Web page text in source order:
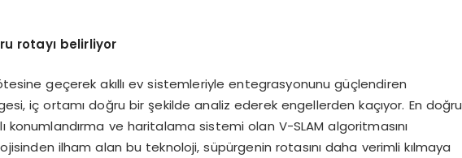
rotayı belirliyor
geçerek akıllı ev sistemleriyle entegrasyonunu güçlendiren
iç ortamı doğru bir şekilde analiz ederek engellerden kaçıyor. En doğru
konumlandırma ve haritalama sistemi olan V-SLAM algoritmasını
ilham alan bu teknoloji, süpürgenin rotasını daha verimli kılmaya